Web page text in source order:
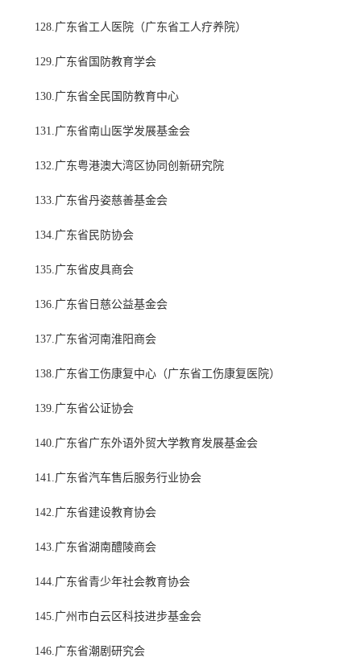
128.广东省工人医院（广东省工人疗养院）
129.广东省国防教育学会
130.广东省全民国防教育中心
131.广东省南山医学发展基金会
132.广东粤港澳大湾区协同创新研究院
133.广东省丹姿慈善基金会
134.广东省民防协会
135.广东省皮具商会
136.广东省日慈公益基金会
137.广东省河南淮阳商会
138.广东省工伤康复中心（广东省工伤康复医院）
139.广东省公证协会
140.广东省广东外语外贸大学教育发展基金会
141.广东省汽车售后服务行业协会
142.广东省建设教育协会
143.广东省湖南醴陵商会
144.广东省青少年社会教育协会
145.广州市白云区科技进步基金会
146.广东省潮剧研究会